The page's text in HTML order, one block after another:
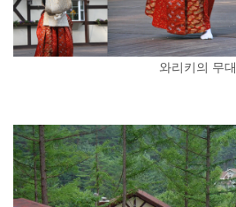
와리키의 무대